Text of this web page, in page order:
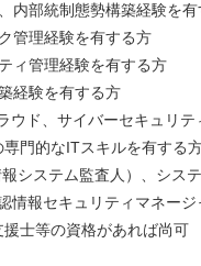
内部統制態勢構築経験を
管理経験を有する方
ィ管理経験を有する方
経験を有する方
ウド、サイバーセキュリテ
門的なITスキルを有する
システム監査人）、シス
情報セキュリティマネージ
士等の資格があれば尚可